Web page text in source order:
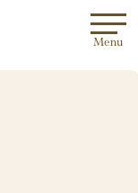
Menu